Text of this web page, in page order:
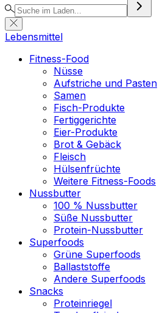
Lebensmittel
Fitness-Food
Nüsse
Aufstriche und Pasten
Samen
Fisch-Produkte
Fertiggerichte
Eier-Produkte
Brot & Gebäck
Fleisch
Hülsenfrüchte
Weitere Fitness-Foods
Nussbutter
100 % Nussbutter
Süße Nussbutter
Protein-Nussbutter
Superfoods
Grüne Superfoods
Ballaststoffe
Andere Superfoods
Snacks
Proteinriegel